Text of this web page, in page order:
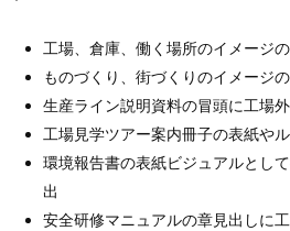
工場、倉庫、働く場所のイメージ
ものづくり、街づくりのイメージ
生産ライン説明資料の冒頭に工場
工場見学ツアー案内冊子の表紙や
環境報告書の表紙ビジュアルとし
出
安全研修マニュアルの章見出しに